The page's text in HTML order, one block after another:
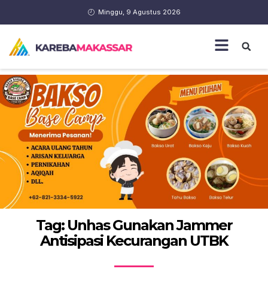
Minggu, 9 Agustus 2026
Tag: Unhas Gunakan Jammer
Antisipasi Kecurangan UTBK